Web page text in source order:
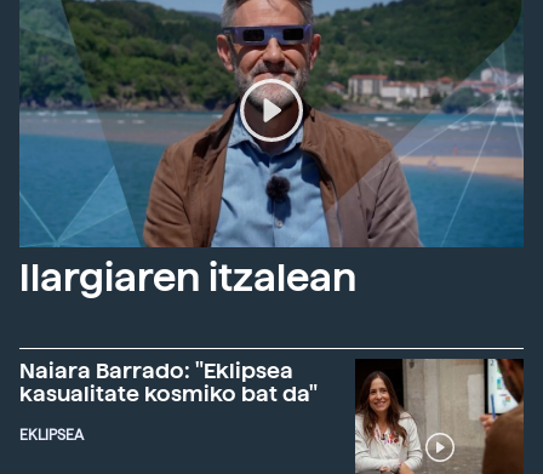
Ilargiaren itzalean
Naiara Barrado: "Eklipsea
kasualitate kosmiko bat da"
EKLIPSEA